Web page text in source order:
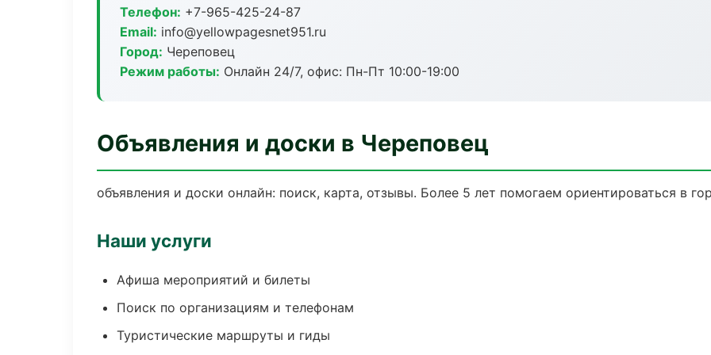
Телефон: +7-965-425-24-87
Email: info@yellowpagesnet951.ru
Город: Череповец
Режим работы: Онлайн 24/7, офис: Пн-Пт 10:00-19:00
Объявления и доски в Череповец
объявления и доски онлайн: поиск, карта, отзывы. Более 5 лет помогаем ориентироваться в
Наши услуги
Афиша мероприятий и билеты
Поиск по организациям и телефонам
Туристические маршруты и гиды